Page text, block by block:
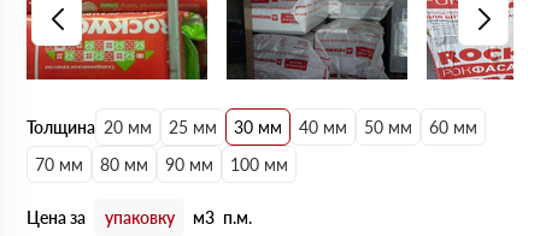
Толщина 20 мм 25 мм 30 мм 40 мм 50 мм
60 мм
70 мм
80 мм 90 мм 100 мм
Цена за упаковку м3 п.м.